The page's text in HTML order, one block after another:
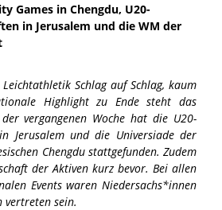
Games in Chengdu, U20-
in Jerusalem und die WM der
Schlag auf Schlag, kaum
Highlight zu Ende steht das
vergangenen Woche hat die U20-
Jerusalem und die Universiade der
Chengdu stattgefunden. Zudem
der Aktiven kurz bevor. Bei allen
Events waren Niedersachs*innen
vertreten sein.